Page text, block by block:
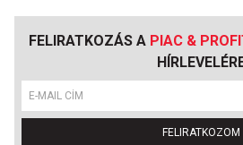
FELIRATKOZÁS A PIAC &
FELIRATKOZOM